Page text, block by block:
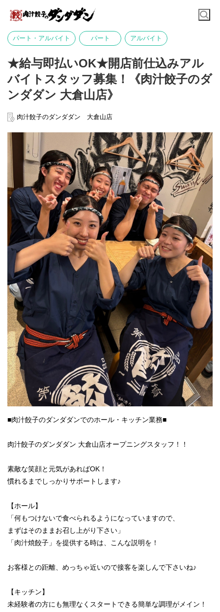
パート・アルバイト パート アルバイト
★給与即払いOK★開店前仕込みアル
バイトスタッフ募集！《肉汁餃子のダ
ンダダン 大倉山店》
肉汁餃子のダンダダン 大倉山店
■肉汁餃子のダンダダンでのホール・キッチン業務■
肉汁餃子のダンダダン 大倉山店オープニングスタッフ！！
素敵な笑顔と元気があればOK！
慣れるまでしっかりサポートします♪
【ホール】
「何もつけないで食べられるようになっていますので、
まずはそのままお召し上がり下さい」
「肉汁焼餃子」を提供する時は、こんな説明を！
お客様との距離、めっちゃ近いので接客を楽しんで下さいね♪
【キッチン】
未経験者の方にも無理なくスタートできる簡単な調理がメイン！